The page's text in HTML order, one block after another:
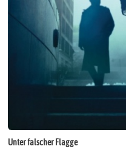
Unter falscher Flagge